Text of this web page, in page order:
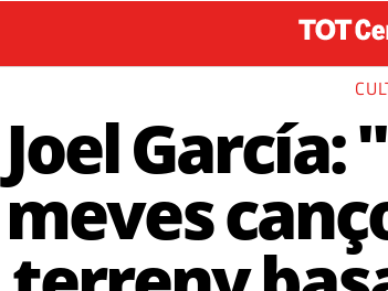
Joel
meves